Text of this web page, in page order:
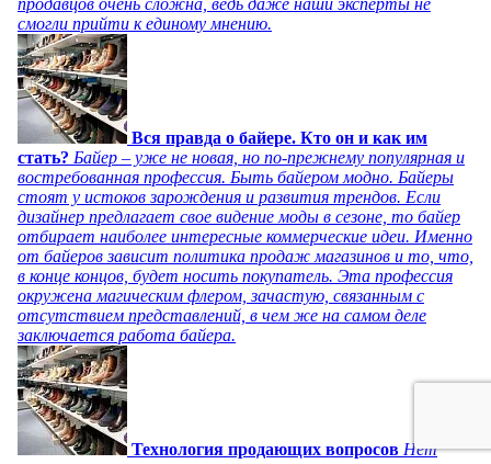
продавцов очень сложна, ведь даже наши эксперты не
смогли прийти к единому мнению.
Вся правда о байере. Кто он и как им
стать? Байер – уже не новая, но по-прежнему популярная и
востребованная профессия. Быть байером модно. Байеры
стоят у истоков зарождения и развития трендов. Если
дизайнер предлагает свое видение моды в сезоне, то байер
отбирает наиболее интересные коммерческие идеи. Именно
от байеров зависит политика продаж магазинов и то, что,
в конце концов, будет носить покупатель. Эта профессия
окружена магическим флером, зачастую, связанным с
отсутствием представлений, в чем же на самом деле
заключается работа байера.
Технология продающих вопросов Нет